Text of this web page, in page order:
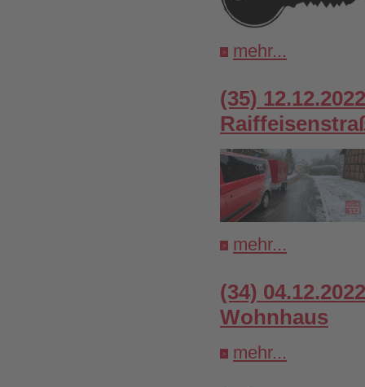
mehr...
(35)
mehr...
(34)
Wohnhaus
mehr...